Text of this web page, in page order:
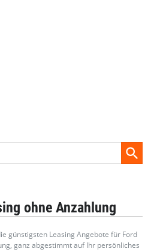
ohne Anzahlung
günstigsten Leasing Angebote für Ford
ganz abgestimmt auf Ihr persönliches